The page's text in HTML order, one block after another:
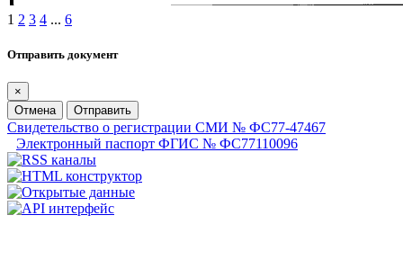
1 2 3 4 ... 6
Отправить документ
×
Отмена
Отправить
Свидетельство о регистрации СМИ № ФС77-47467
Электронный паспорт ФГИС № ФС77110096